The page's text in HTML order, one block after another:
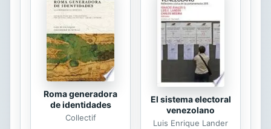
Roma generadora
de identidades
Collectif
El sistema electoral
venezolano
Luis Enrique Lander